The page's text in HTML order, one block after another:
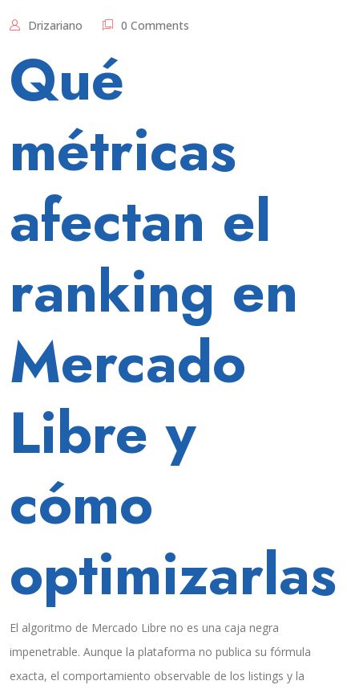
Drizariano 0 Comments
Qué
métricas
afectan el
ranking en
Mercado
Libre y
cómo
optimizarlas
El algoritmo de Mercado Libre no es una caja negra
impenetrable. Aunque la plataforma no publica su fórmula
exacta, el comportamiento observable de los listings y la